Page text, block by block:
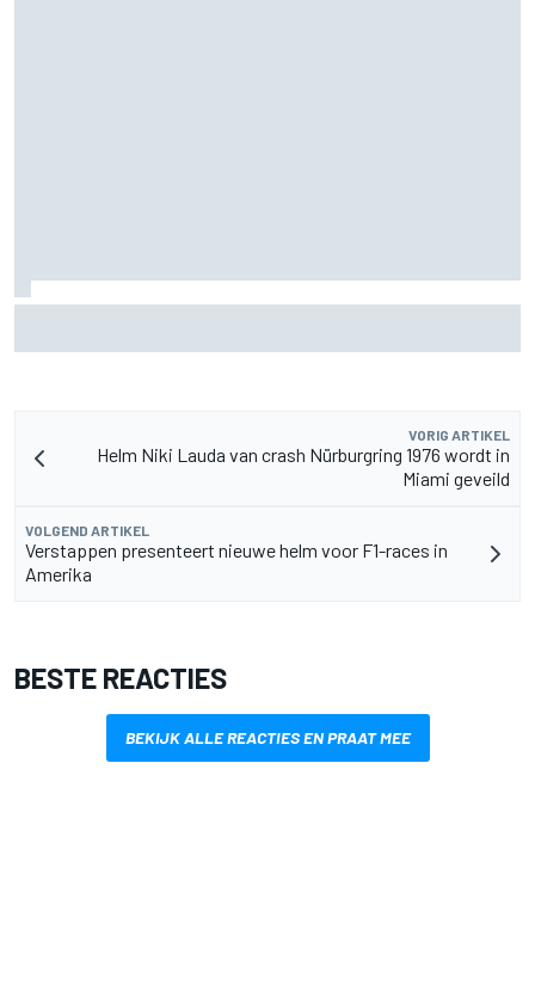
VORIG ARTIKEL
Helm Niki Lauda van crash Nürburgring 1976 wordt in
Miami geveild
VOLGEND ARTIKEL
Verstappen presenteert nieuwe helm voor F1-races in
Amerika
BESTE REACTIES
BEKIJK ALLE REACTIES EN PRAAT MEE